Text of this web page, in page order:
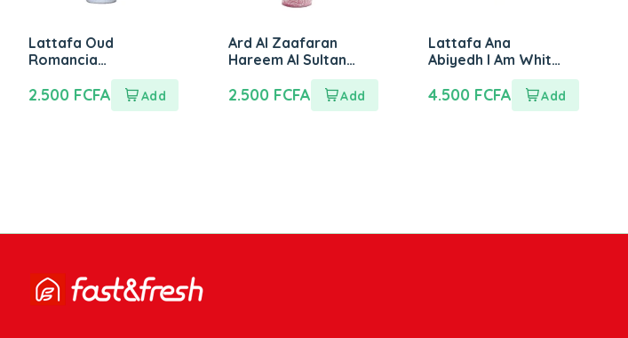
Lattafa Oud
Romancia
Deodorant Body
Spray 200ml
2.500 FCFA
Ard Al Zaafaran
Hareem Al Sultan
Perfumed Body
Spray 200ml
2.500 FCFA
Lattafa Ana
Abiyedh I Am White
Poudree Perfumed
Body Spray 200ml
4.500 FCFA